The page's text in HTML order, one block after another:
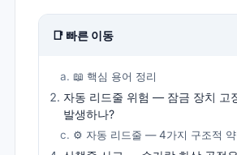
📑 빠른 이동
📖 핵심 용어 정리
자동 리드줄 위험 — 잠금 장치 고
발생하나?
⚙️ 자동 리드줄 — 4가지 구조적 약